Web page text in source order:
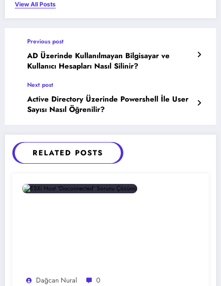
View All Posts
Previous post
AD Üzerinde Kullanılmayan Bilgisayar ve
Kullanıcı Hesapları Nasıl Silinir?
Next post
Active Directory Üzerinde Powershell İle User
Sayısı Nasıl Öğrenilir?
RELATED POSTS
Dağcan Nural 0